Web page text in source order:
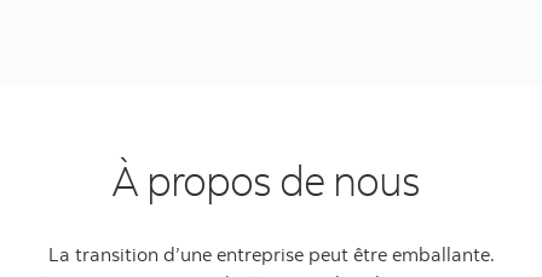
À propos de nous
La transition d’une entreprise peut être emballante.